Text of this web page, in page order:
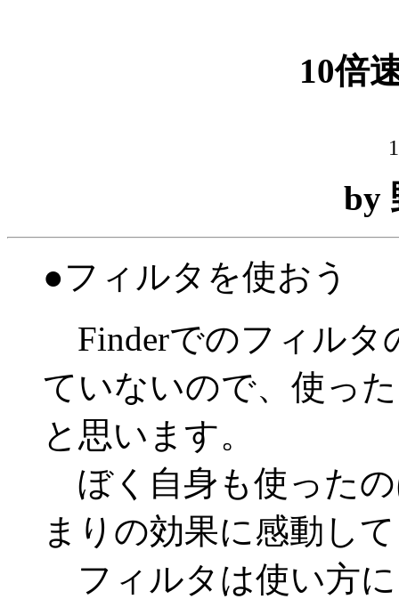
10倍
by
●フィルタを使おう
Finderでのフィルタ
ていないので、使っ
と思います。
ぼく自身も使った
まりの効果に感動し
フィルタは使い方